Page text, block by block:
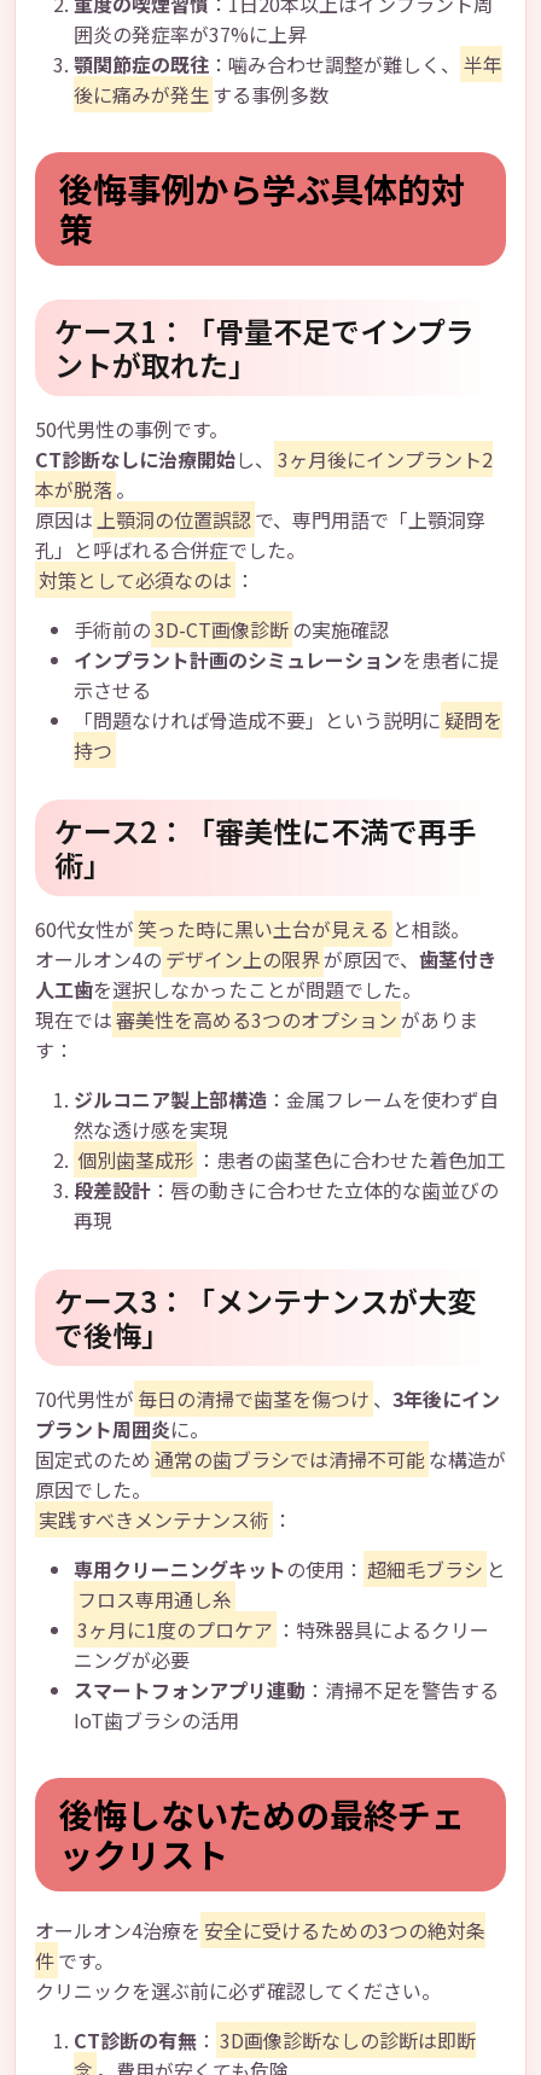
囲炎の発症率が37%に上昇
顎関節症の既往 ：噛み合わせ調整が難しく、 半年
後に痛みが発生する事例多数
後悔事例から学ぶ具体的対
策
ケース1：「骨量不足でインプラ
ントが取れた」
50代男性の事例です。
CT診断なしに治療開始し、 3ヶ月後にインプラント2
本が脱落。
原因は上顎洞の位置誤認で、専門用語で「上顎洞穿
孔」と呼ばれる合併症でした。
対策として必須なのは ：
手術前の3D-CT画像診断 の実施確認
インプラント計画のシミュレーションを患者に提
示させる
「問題なければ骨造成不要」という説明に疑問を
持つ
ケース2：「審美性に不満で再手
術」
60代女性が 笑った時に黒い土台が見える と相談。
オールオン4の デザイン上の限界が原因で、 歯茎付き
人工歯を選択しなかったことが問題でした。
現在では審美性を高める3つのオプションがありま
す：
ジルコニア製上部構造 ：金属フレームを使わず自
然な透け感を実現
個別歯茎成形 ：患者の歯茎色に合わせた着色加工
段差設計 ：唇の動きに合わせた立体的な歯並びの
再現
ケース3：「メンテナンスが大変
で後悔」
70代男性が 毎日の清掃で歯茎を傷つけ 、 3年後にイン
プラント周囲炎に。
固定式のため 通常の歯ブラシでは清掃不可能な構造が
原因でした。
実践すべきメンテナンス術 ：
専用クリーニングキットの使用： 超細毛ブラシ と
フロス専用通し糸
3ヶ月に1度のプロケア ：特殊器具によるクリー
ニングが必要
スマートフォンアプリ連動 ：清掃不足を警告する
IoT歯ブラシの活用
後悔しないための最終チェ
ックリスト
オールオン4治療を 安全に受けるための3つの絶対条
件です。
クリニックを選ぶ前に必ず確認してください。
CT診断の有無 ： 3D画像診断なしの診断は即断